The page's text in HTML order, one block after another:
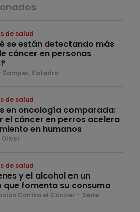
de salud
se están detectando más
cáncer en personas
Samper, Katedra
de salud
en oncología comparada:
el cáncer en perros acelera
en humanos
de salud
y el alcohol en un
que fomenta su consumo
Contra el Cáncer – Sede